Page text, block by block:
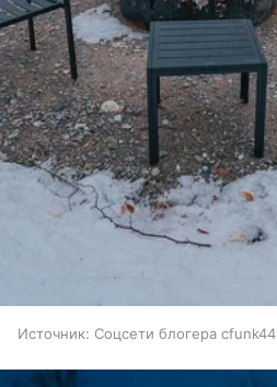
Источник: Соцсети блогера cfunk44